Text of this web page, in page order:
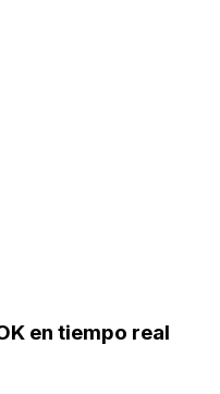
en tiempo real